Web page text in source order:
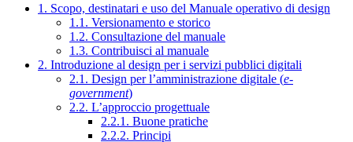
1. Scopo, destinatari e uso del Manuale operativo di design
1.1. Versionamento e storico
1.2. Consultazione del manuale
1.3. Contribuisci al manuale
2. Introduzione al design per i servizi pubblici digitali
2.1. Design per l’amministrazione digitale (e-
government)
2.2. L’approccio progettuale
2.2.1. Buone pratiche
2.2.2. Principi